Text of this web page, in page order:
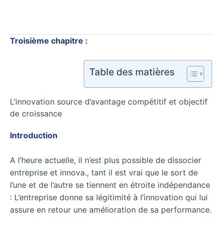
Troisième chapitre :
Table des matières
L’innovation source d’avantage compétitif et objectif
de croissance
Introduction
A l’heure actuelle, il n’est plus possible de dissocier
entreprise et innova., tant il est vrai que le sort de
l’une et de l’autre se tiennent en étroite indépendance
: L’entreprise donne sa légitimité à l’innovation qui lui
assure en retour une amélioration de sa performance.